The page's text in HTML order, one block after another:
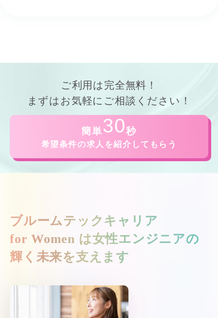
ご利用は 完全無料！
まずはお気軽にご相談ください！
簡単30秒
希望条件の求人を紹介してもらう
ブルームテックキャリア
for Women は女性エンジニアの
輝く未来を支えます